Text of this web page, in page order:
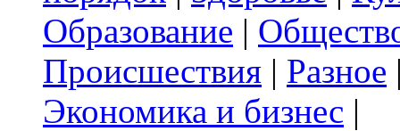
Образование |
Происшествия | Разное
Экономика и бизнес |